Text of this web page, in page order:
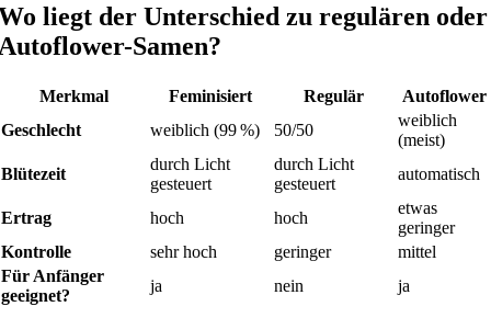
liegt der Unterschied zu regulären oder
Samen?
Merkmal Feminisiert Regulär
Autoflower
Geschlecht
weiblich (99 %) 50/50
weiblich
(meist)
Blütezeit
durch Licht
gesteuert
durch Licht
gesteuert
automatisch
Ertrag hoch hoch
etwas
geringer
Kontrolle
sehr hoch geringer
mittel
Für Anfänger
geeignet?
ja nein ja